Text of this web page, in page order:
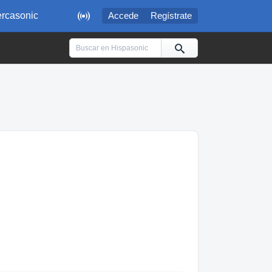
 Accede Regístrate